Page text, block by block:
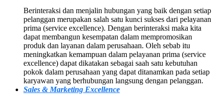
Berinteraksi dan menjalin hubungan yang baik dengan setiap
pelanggan merupakan salah satu kunci sukses dari pelayanan
prima (service excellence). Dengan berinteraksi maka kita
dapat membangun kesempatan dalam mempromosikan
produk dan layanan dalam perusahaan. Oleh sebab itu
meningkatkan kemampuan dalam pelayanan prima (service
excellence) dapat dikatakan sebagai saah satu kebutuhan
pokok dalam perusahaan yang dapat ditanamkan pada setiap
karyawan yang berhubungan langsung dengan pelanggan.
Sales & Marketing Excellence